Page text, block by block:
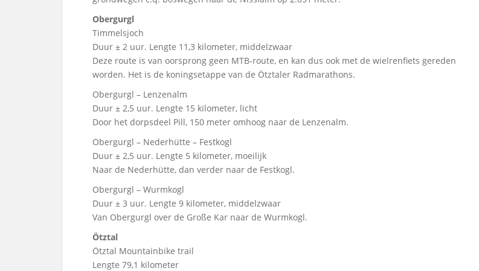
Obergurgl
Timmelsjoch
Duur ± 2 uur. Lengte 11,3 kilometer, middelzwaar
Deze route is van oorsprong geen MTB-route, en kan dus ook met de wielrenfiets gereden
worden. Het is de koningsetappe van de Ötztaler Radmarathons.
Obergurgl – Lenzenalm
Duur ± 2,5 uur. Lengte 15 kilometer, licht
Door het dorpsdeel Pill, 150 meter omhoog naar de Lenzenalm.
Obergurgl – Nederhütte – Festkogl
Duur ± 2,5 uur. Lengte 5 kilometer, moeilijk
Naar de Nederhütte, dan verder naar de Festkogl.
Obergurgl – Wurmkogl
Duur ± 3 uur. Lengte 9 kilometer, middelzwaar
Van Obergurgl over de Große Kar naar de Wurmkogl.
Ötztal
Ötztal Mountainbike trail
Lengte 79,1 kilometer